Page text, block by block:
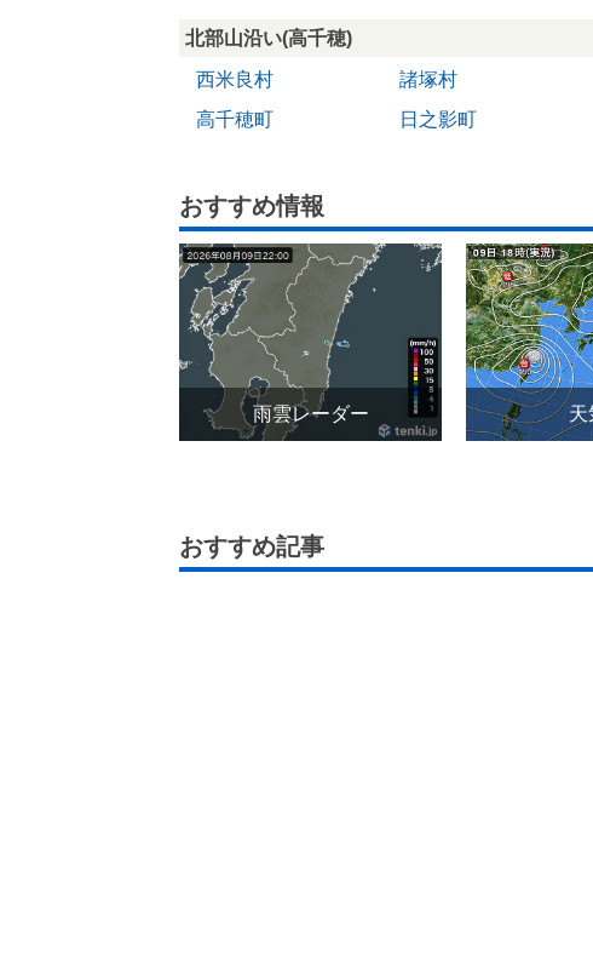
北部山沿い(高千穂)
西米良村
諸塚村
高千穂町
日之影町
おすすめ情報
雨雲レーダー 天
おすすめ記事